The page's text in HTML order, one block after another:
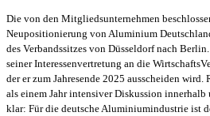
Die von den Mitgliedsunternehmen
Neupositionierung von Aluminium
des Verbandssitzes von Düsseldorf nach
seiner Interessenvertretung an die
der er zum Jahresende 2025 ausscheiden
als einem Jahr intensiver Diskussion
klar: Für die deutsche Aluminiumindustrie ist